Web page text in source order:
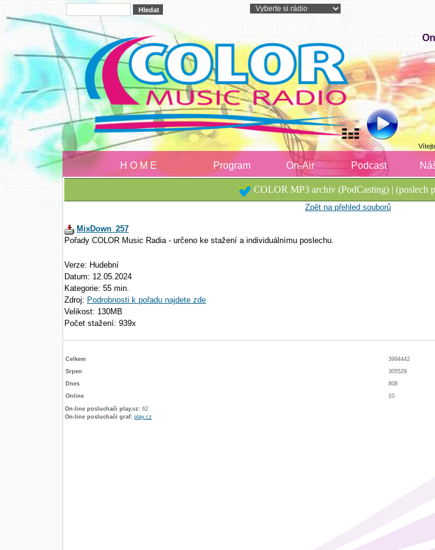
H O M E Program On-Air Podcast
COLOR MP3 archiv (PodCasting) | (poslech
Zpět na přehled souborů
MixDown_257
Pořady COLOR Music Radia - určeno ke stažení a individuálnímu poslechu.
Verze: Hudební
Datum: 12.05.2024
Kategorie: 55 min.
Zdroj: Podrobnosti k pořadu najdete zde
Velikost: 130MB
Počet stažení: 939x
Celkem
3994442
Srpen
305529
Dnes
808
Online
10
On-line posluchači play.cz: 62
On-line posluchači graf: play.cz